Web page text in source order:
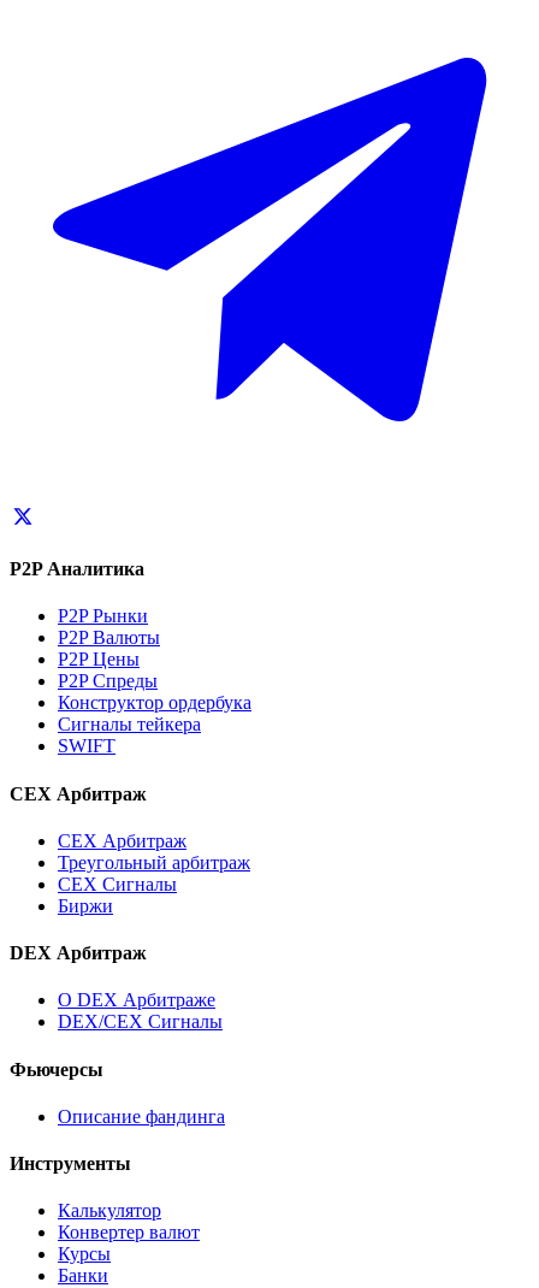
P2P Аналитика
P2P Рынки
P2P Валюты
P2P Цены
P2P Спреды
Конструктор ордербука
Сигналы тейкера
SWIFT
CEX Арбитраж
CEX Арбитраж
Треугольный арбитраж
CEX Сигналы
Биржи
DEX Арбитраж
О DEX Арбитраже
DEX/CEX Сигналы
Фьючерсы
Описание фандинга
Инструменты
Калькулятор
Конвертер валют
Курсы
Банки